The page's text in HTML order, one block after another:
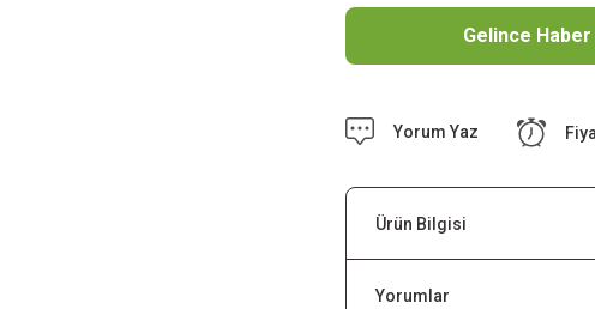
Gelince
Yorum Yaz
Ürün Bilgisi
Yorumlar